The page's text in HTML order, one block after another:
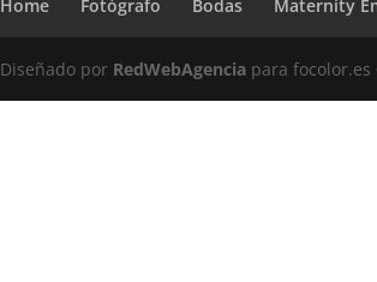
Home Fotógrafo Bodas Maternity
Diseñado por RedWebAgencia para focolor.es